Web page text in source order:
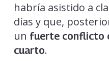
habría asistido a
días y que,
un fuerte conflicto
cuarto.